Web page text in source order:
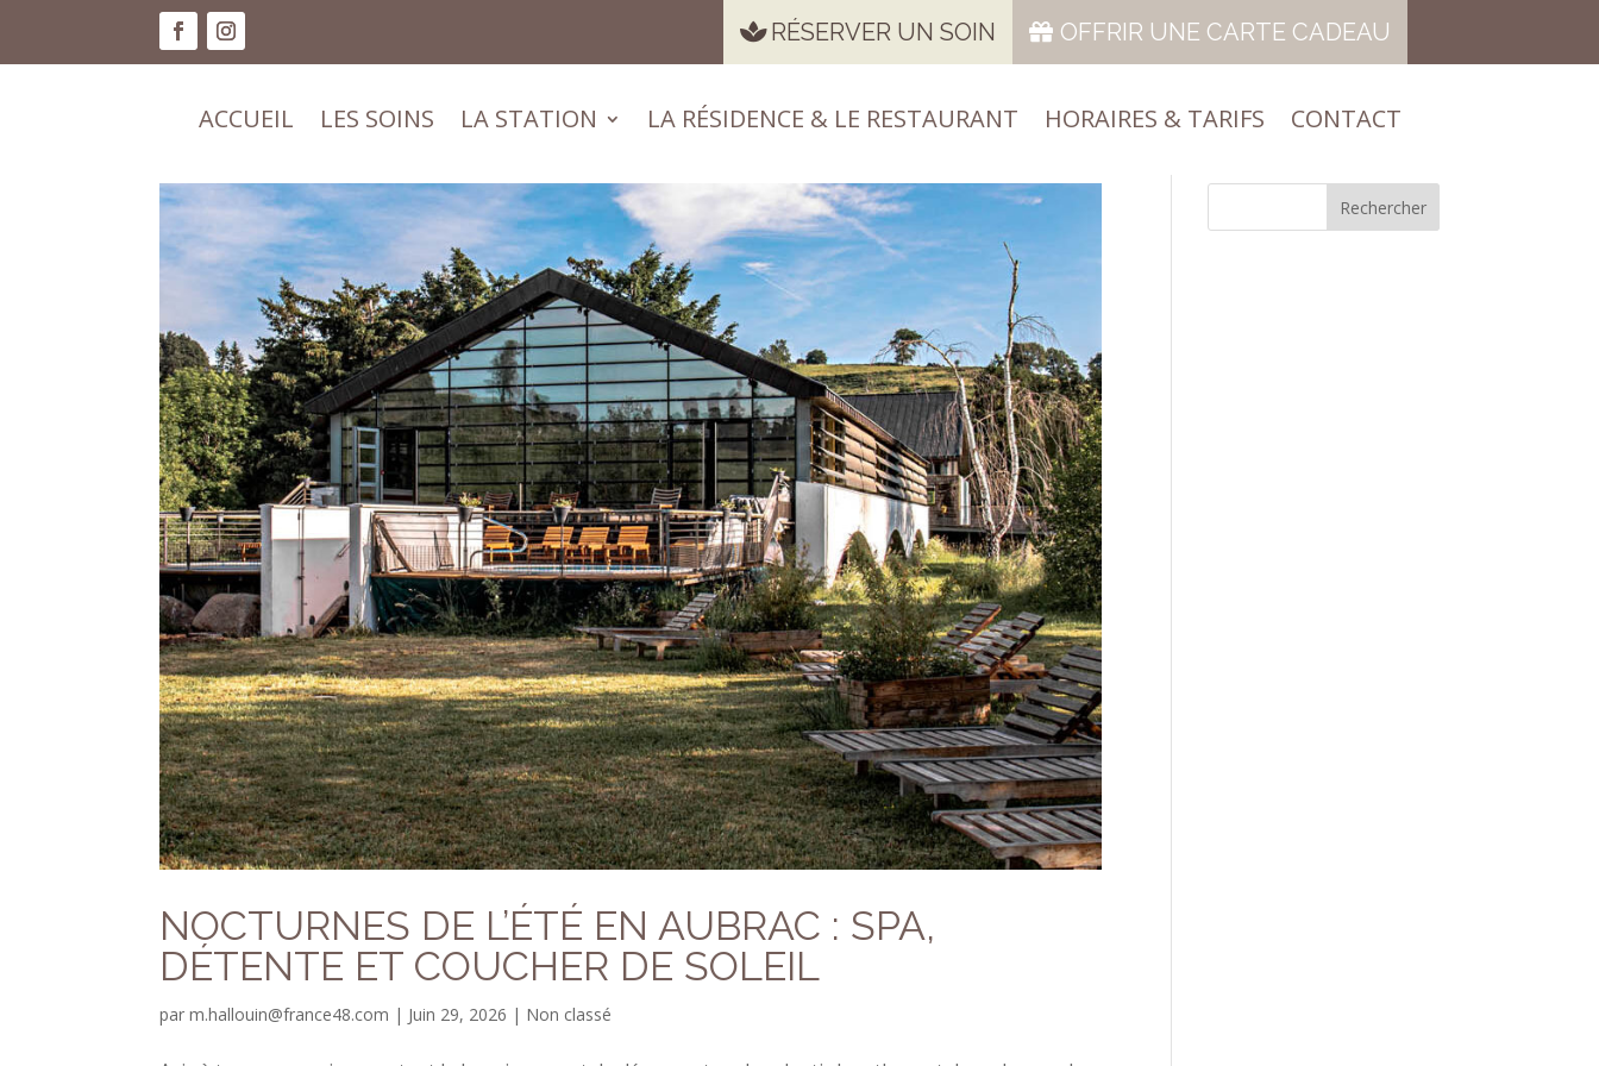
RÉSERVER UN SOIN OFFRIR UNE CARTE CADEAU
ACCUEIL LES SOINS LA STATION LA RÉSIDENCE & LE RESTAURANT HORAIRES & TARIFS CONTACT
ACCUEIL LES SOINS LA STATION LA RÉSIDENCE & LE RESTAURANT HORAIRES & TARIFS CONTACT
NOCTURNES DE L’ÉTÉ EN AUBRAC : SPA,
DÉTENTE ET COUCHER DE SOLEIL
parm.hallouin@france48.com | Juin 29, 2026 | Non classé
Rechercher